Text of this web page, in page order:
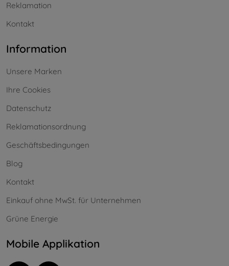
Reklamation
Kontakt
Information
Unsere Marken
Ihre Cookies
Datenschutz
Reklamationsordnung
Geschäftsbedingungen
Blog
Kontakt
Einkauf ohne MwSt. für Unternehmen
Grüne Energie
Mobile Applikation